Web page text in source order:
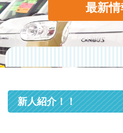
最新情
新人紹介！！